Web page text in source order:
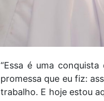
“Essa é uma
promessa que eu fiz:
trabalho. E hoje estou